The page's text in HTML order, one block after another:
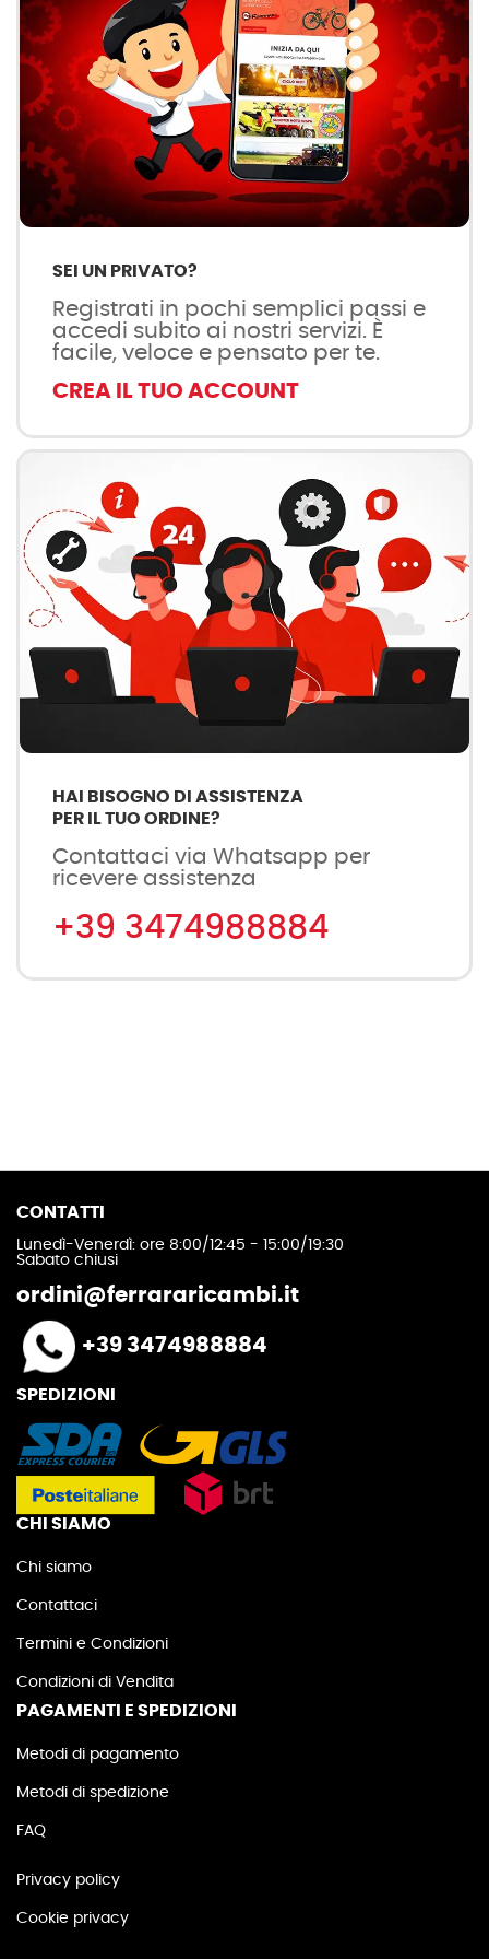
SEI UN PRIVATO?
Registrati in pochi semplici passi e
accedi subito ai nostri servizi. È
facile, veloce e pensato per te.
CREA IL TUO ACCOUNT
HAI BISOGNO DI ASSISTENZA
PER IL TUO ORDINE?
Contattaci via Whatsapp per
ricevere assistenza
+39 3474988884
CONTATTI
Lunedì-Venerdì: ore 8:00/12:45 - 15:00/19:30
Sabato chiusi
ordini@ferrararicambi.it
+39 3474988884
SPEDIZIONI
CHI SIAMO
Chi siamo
Contattaci
Termini e Condizioni
Condizioni di Vendita
PAGAMENTI E SPEDIZIONI
Metodi di pagamento
Metodi di spedizione
FAQ
Privacy policy
Cookie privacy